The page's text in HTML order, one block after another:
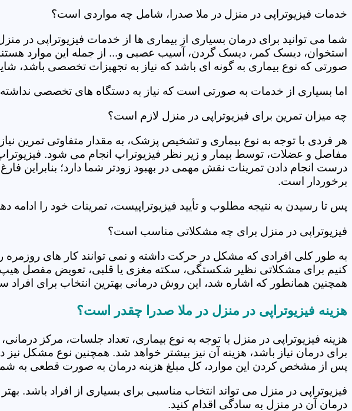
خدمات فیزیوتراپی در منزل در ملا صدرا، شامل چه مواردی است؟
شما می توانید برای درمان بسیاری از بیماری ها از خدمات فیزیوتراپی در
استخوان، دیسک کمر، دیسک گردن، آسیب عصبی و... از جمله این موارد
صورتی که نوع بیماری به گونه ای باشد که نیاز به تجهیزات تخصصی باشد، شاید
اما بسیاری از خدمات به صورتی است که نیاز به دستگاه های تخصصی
چه میزان تمرین برای فیزیوتراپی در منزل لازم است؟
هر فردی با توجه به نوع بیماری و تشخیص پزشک، به مقدار متفاوتی تمرین
مفاصل و عضلات، توسط بیمار و زیر نظر فیزیوتراپ انجام می شود.
درست انجام دادن تمرینات نقش مهمی در بهبود زودتر شما دارد؛ بنابراین
برخوردار است.
پس تا رسیدن به نتیجه مطلوب و تأیید فیزیوتراپیست، تمرینات خود را ادامه
فیزیوتراپی در منزل برای چه مشکلاتی مناسب است؟
به طور کلی افرادی که مشکل در حرکت داشته و نمی توانند کار های روزمره را
کنیم برای مشکلاتی نظیر شکستگی، سکته مغزی یا قلبی، تعویض مفصل هیپ
همچنین همانطور که اشاره شد، این روش درمانی بهترین انتخاب برای افراد
هزینه فیزیوتراپی در منزل در ملا صدرا چقدر است؟
هزینه فیزیوتراپی در منزل با توجه به نوع بیماری، تعداد جلسات، مرکز
برای درمان نیاز باشد، هزینه آن نیز بیشتر خواهد شد. همچنین نوع مشکل نیز
پس از مشخص کردن این موارد، کل مبلغ هزینه درمان به صورت قطعی به
فیزیوتراپی در منزل می تواند انتخاب مناسبی برای بسیاری از افراد
درمان آن در منزل به سادگی اقدام کنید.